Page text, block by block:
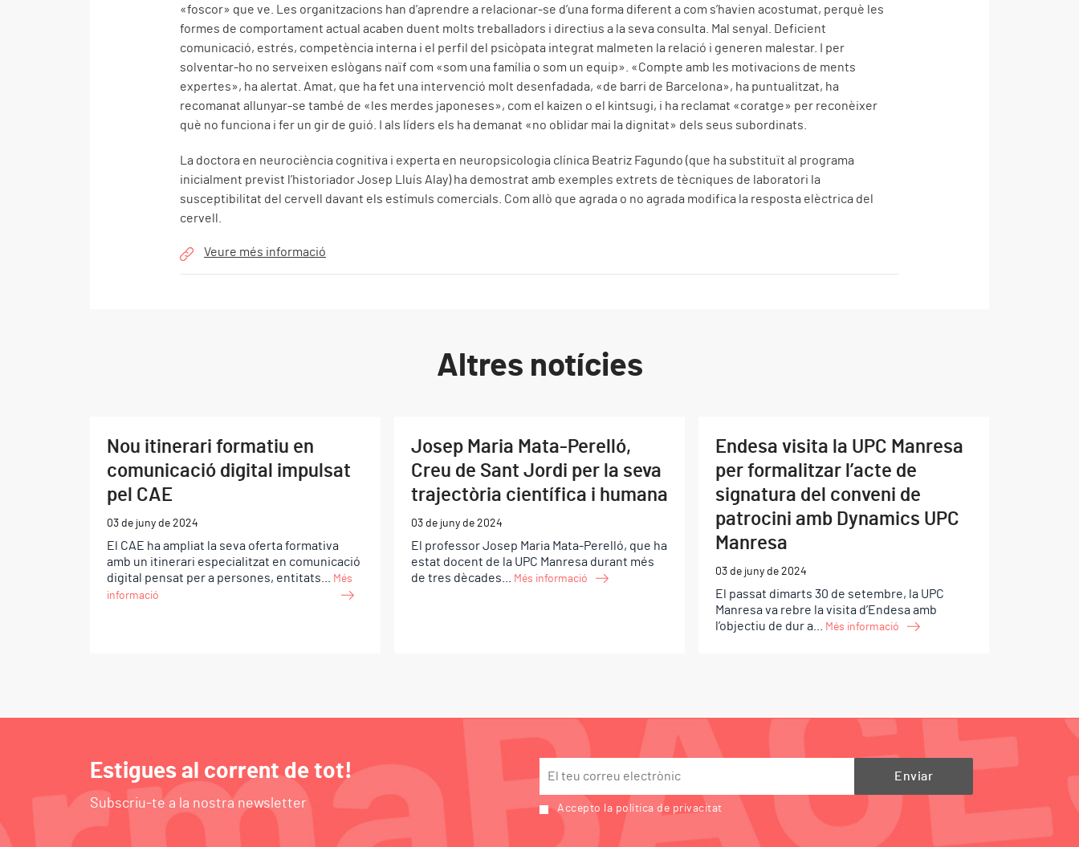
«foscor» que ve. Les organitzacions han d’aprendre a relacionar-se d’una forma diferent a com s’havien acostumat, perquè les
formes de comportament actual acaben duent molts treballadors i directius a la seva consulta. Mal senyal. Deficient
comunicació, estrés, competència interna i el perfil del psicòpata integrat malmeten la relació i generen malestar. I per
solventar-ho no serveixen eslògans naïf com «som una família o som un equip». «Compte amb les motivacions de ments
expertes», ha alertat. Amat, que ha fet una intervenció molt desenfadada, «de barri de Barcelona», ha puntualitzat, ha
recomanat allunyar-se també de «les merdes japoneses», com el kaizen o el kintsugi, i ha reclamat «coratge» per reconèixer
què no funciona i fer un gir de guió. I als líders els ha demanat «no oblidar mai la dignitat» dels seus subordinats.
La doctora en neurociència cognitiva i experta en neuropsicologia clínica Beatriz Fagundo (que ha substituït al programa
inicialment previst l’historiador Josep Lluís Alay) ha demostrat amb exemples extrets de tècniques de laboratori la
susceptibilitat del cervell davant els estímuls comercials. Com allò que agrada o no agrada modifica la resposta elèctrica del
cervell.
Veure més informació
Altres notícies
Nou itinerari formatiu en
comunicació digital impulsat
pel CAE
03 de juny de 2024
El CAE ha ampliat la seva oferta formativa
amb un itinerari especialitzat en comunicació
digital pensat per a persones, entitats... Més
informació
Josep Maria Mata-Perelló,
Creu de Sant Jordi per la seva
trajectòria científica i humana
03 de juny de 2024
El professor Josep Maria Mata-Perelló, que ha
estat docent de la UPC Manresa durant més
de tres dècades... Més informació
Endesa visita la UPC Manresa
per formalitzar l’acte de
signatura del conveni de
patrocini amb Dynamics UPC
Manresa
03 de juny de 2024
El passat dimarts 30 de setembre, la UPC
Manresa va rebre la visita d’Endesa amb
l’objectiu de dur a... Més informació
Estigues al corrent de tot!
Subscriu-te a la nostra newsletter Accepto la política de privacitat